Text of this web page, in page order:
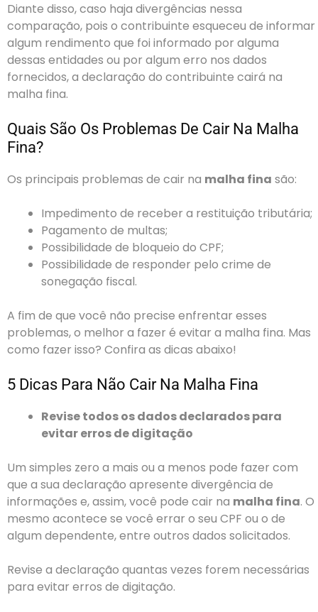
Diante disso, caso haja divergências nessa
comparação, pois o contribuinte esqueceu de informar
algum rendimento que foi informado por alguma
dessas entidades ou por algum erro nos dados
fornecidos, a declaração do contribuinte cairá na
malha fina.
Quais São Os Problemas De Cair Na Malha
Fina?
Os principais problemas de cair na malha fina são:
Impedimento de receber a restituição tributária;
Pagamento de multas;
Possibilidade de bloqueio do CPF;
Possibilidade de responder pelo crime de
sonegação fiscal.
A fim de que você não precise enfrentar esses
problemas, o melhor a fazer é evitar a malha fina. Mas
como fazer isso? Confira as dicas abaixo!
5 Dicas Para Não Cair Na Malha Fina
Revise todos os dados declarados para
evitar erros de digitação
Um simples zero a mais ou a menos pode fazer com
que a sua declaração apresente divergência de
informações e, assim, você pode cair na malha fina. O
mesmo acontece se você errar o seu CPF ou o de
algum dependente, entre outros dados solicitados.
Revise a declaração quantas vezes forem necessárias
para evitar erros de digitação.